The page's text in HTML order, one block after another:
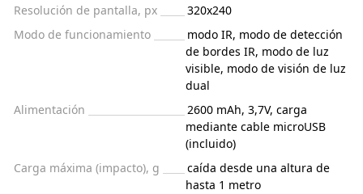
Resolución de pantalla, px
320x240
Modo de funcionamiento
modo IR, modo de detección
de bordes IR, modo de luz
visible, modo de visión de luz
dual
Alimentación
2600 mAh, 3,7V, carga
mediante cable microUSB
(incluido)
Carga máxima (impacto), g
caída desde una altura de
hasta 1 metro